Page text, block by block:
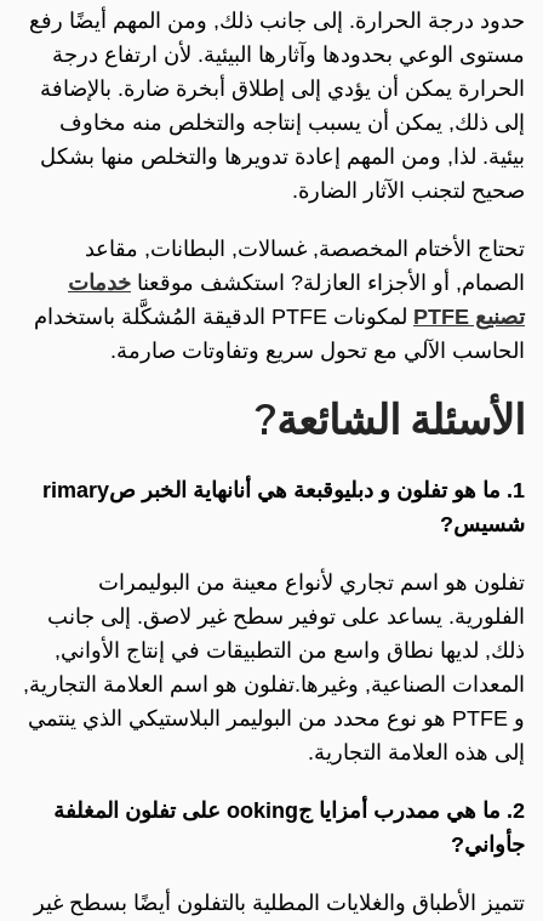
حدود درجة الحرارة. إلى جانب ذلك, ومن المهم أيضًا رفع
مستوى الوعي بحدودها وآثارها البيئية. لأن ارتفاع درجة
الحرارة يمكن أن يؤدي إلى إطلاق أبخرة ضارة. بالإضافة
إلى ذلك, يمكن أن يسبب إنتاجه والتخلص منه مخاوف
بيئية. لذا, ومن المهم إعادة تدويرها والتخلص منها بشكل
صحيح لتجنب الآثار الضارة.
تحتاج الأختام المخصصة, غسالات, البطانات, مقاعد
الصمام, أو الأجزاء العازلة? استكشف موقعنا خدمات
تصنيع PTFE
لمكونات PTFE الدقيقة المُشكَّلة باستخدام
الحاسب الآلي مع تحول سريع وتفاوتات صارمة.
الأسئلة الشائعة?
1. ما هو تفلون و دبليوقبعة هي أنانهاية الخبر صrimary
شسيس?
تفلون هو اسم تجاري لأنواع معينة من البوليمرات
الفلورية. يساعد على توفير سطح غير لاصق. إلى جانب
ذلك, لديها نطاق واسع من التطبيقات في إنتاج الأواني,
المعدات الصناعية, وغيرها.تفلون هو اسم العلامة التجارية,
و PTFE هو نوع محدد من البوليمر البلاستيكي الذي ينتمي
إلى هذه العلامة التجارية.
2. ما هي ممدرب مزايا جooking على تفلون المغلفة
جأواني?
تتميز الأطباق والغلايات المطلية بالتفلون أيضًا بسطح غير